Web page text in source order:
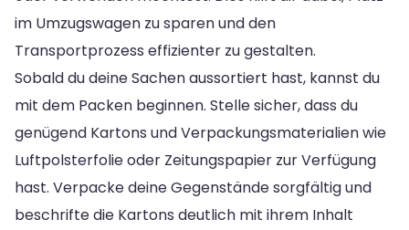
im Umzugswagen zu sparen und den
Transportprozess effizienter zu gestalten.
Sobald du deine Sachen aussortiert hast, kannst du
mit dem Packen beginnen. Stelle sicher, dass du
genügend Kartons und Verpackungsmaterialien wie
Luftpolsterfolie oder Zeitungspapier zur Verfügung
hast. Verpacke deine Gegenstände sorgfältig und
beschrifte die Kartons deutlich mit ihrem Inhalt